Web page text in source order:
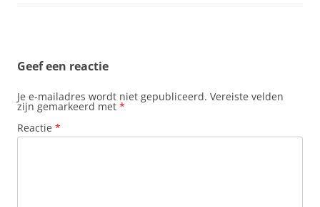
Geef een reactie
Je e-mailadres wordt niet gepubliceerd. Vereiste velden
zijn gemarkeerd met *
Reactie *